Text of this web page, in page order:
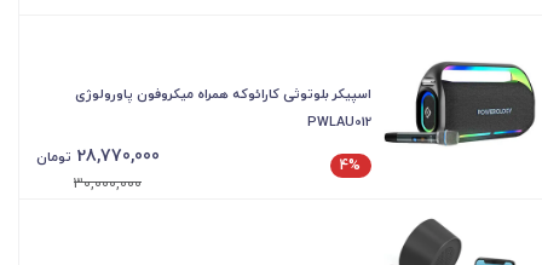
اسپیکر بلوتوثی کارائوکه همراه میکروفون پاورولوژی
PWLAU012
4%
28,770,000 تومان
30,000,000